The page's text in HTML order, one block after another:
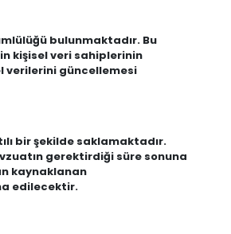
bulunmaktadır. Bu
kişisel veri sahiplerinin
verilerini güncellemesi
bir şekilde saklamaktadır.
gerektirdiği süre sonuna
kaynaklanan
edilecektir.